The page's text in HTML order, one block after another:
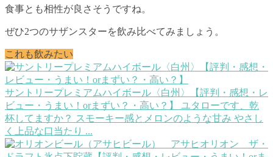
食事とも相性が良さそうですね。
ぜひ2つのサザンスターを飲み比べてみましょう。
これも飲みたい
サントリープレミアムハイボール〈白州〉【評判・感想・レ
ビュー・うまい！orまずい？・高い？】
ユタローです、乾
杯してますか？ スモーキー感とメロンのような甘み やさし
く上品な口当たり ...